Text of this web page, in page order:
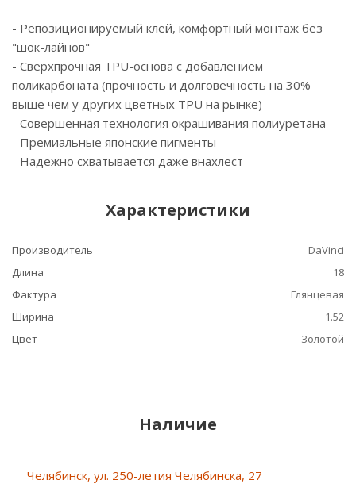
- Репозиционируемый клей, комфортный монтаж без
"шок-лайнов"
- Сверхпрочная TPU-основа с добавлением
поликарбоната (прочность и долговечность на 30%
выше чем у других цветных TPU на рынке)
- Cовершенная технология окрашивания полиуретана
- Премиальные японские пигменты
- Надежно схватывается даже внахлест
Характеристики
Производитель
DaVinci
Длина
18
Фактура
Глянцевая
Ширина
1.52
Цвет
Золотой
Наличие
Челябинск, ул. 250-летия Челябинска, 27